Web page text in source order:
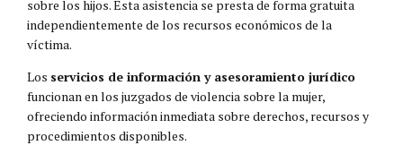
sobre los hijos. Esta asistencia se presta de forma gratuita
independientemente de los recursos económicos de la
víctima.
Los servicios de información y asesoramiento jurídico
funcionan en los juzgados de violencia sobre la mujer,
ofreciendo información inmediata sobre derechos, recursos y
procedimientos disponibles.